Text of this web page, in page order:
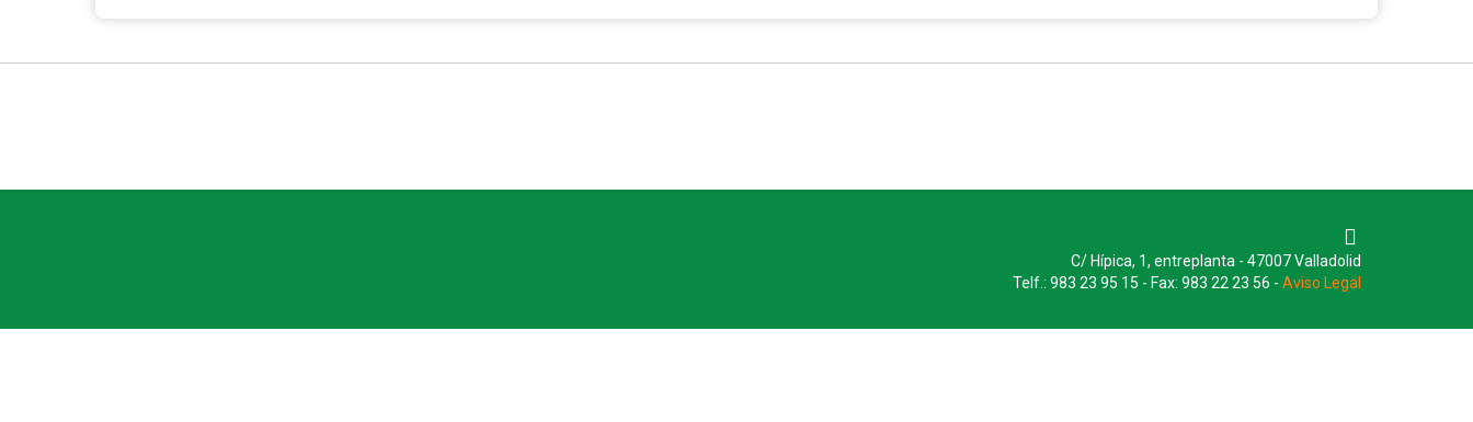
C/ Hípica, 1, entreplanta - 47007 Valladolid
Telf.: 983 23 95 15 - Fax: 983 22 23 56 - Aviso Legal